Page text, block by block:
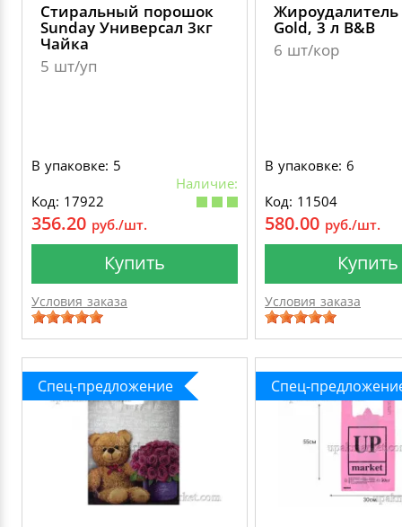
Стиральный порошок
Sunday Универсал 3кг
Чайка
5 шт/уп
В упаковке: 5
Наличие:
Код: 17922
356.20 руб./шт.
Купить
Условия заказа
Gold, 3 л B&B
6 шт/кор
В упаковке: 6
Код: 11504
580.00 руб./шт.
Купить
Условия заказа
Спец-предложение Спец-